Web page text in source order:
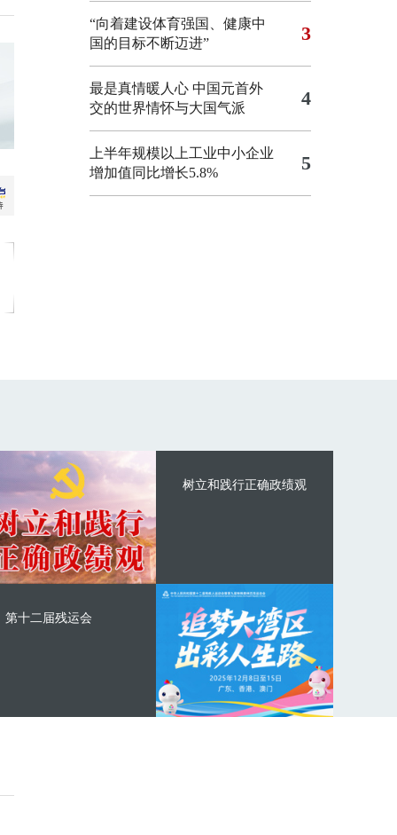
“向着建设体育强国、健康中
国的目标不断迈进”
3
最是真情暖人心 中国元首外
交的世界情怀与大国气派
4
上半年规模以上工业中小企业
增加值同比增长5.8%
5
树立和践行正确政绩观
第十二届残运会